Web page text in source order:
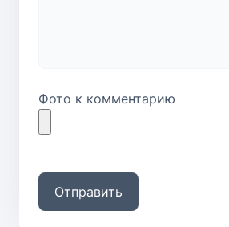
Фото к комментарию
Отправить